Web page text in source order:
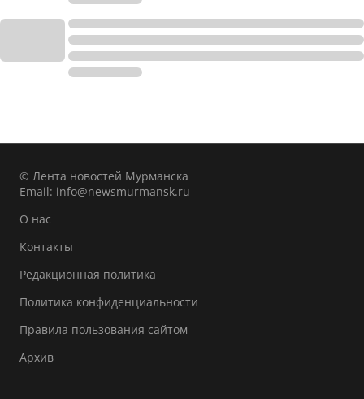
© Лента новостей Мурманска
Email: info@newsmurmansk.ru
О нас
Контакты
Редакционная политика
Политика конфиденциальности
Правила пользования сайтом
Архив